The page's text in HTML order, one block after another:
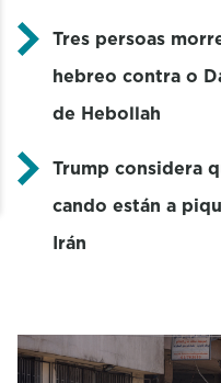
Tres persoas
hebreo contra o
de Hebollah
Trump considera
cando están a
Irán